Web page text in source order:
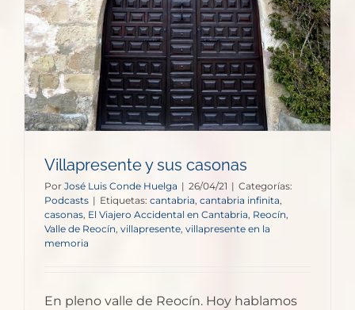
Villapresente y sus casonas
Por José Luis Conde Huelga | 26/04/21 | Categorías:
Podcasts | Etiquetas: cantabria, cantabria infinita,
casonas, El Viajero Accidental en Cantabria, Reocín,
Valle de Reocín, villapresente, villapresente en la
memoria
En pleno valle de Reocín. Hoy hablamos